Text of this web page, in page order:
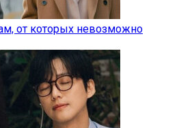
от которых невозможно